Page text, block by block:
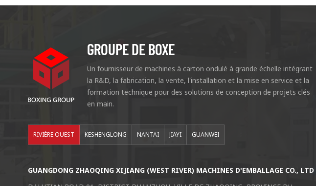
GROUPE DE BOXE
Un fournisseur de machines à carton ondulé à grande échelle intégrant
la R&D, la fabrication, la vente, l'installation et la mise en service et la
formation technique pour des solutions de conception de projets clés
en main.
RIVIÈRE OUEST KESHENGLONG NANTAI JIAYI GUANWEI
GUANGDONG ZHAOQING XIJIANG (WEST RIVER) MACHINES D'EMBALLAGE CO., LTD